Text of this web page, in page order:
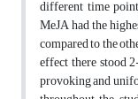
different time
MeJA had the
compared to the
effect there stood
provoking and